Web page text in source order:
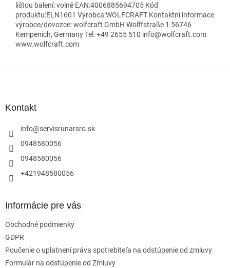
lištou balení: volně EAN:4006885694705 Kód
produktu:ELN1601 Výrobca:WOLFCRAFT Kontaktní informace
výrobce/dovozce: wolfcraft GmbH Wolffstraße 1 56746
Kempenich, Germany Tel: +49 2655 510 info@wolfcraft.com
www.wolfcraft.com
Kontakt
info@servisrunarsro.sk
0948580056
0948580056
+421948580056
Informácie pre vás
Obchodné podmienky
GDPR
Poučenie o uplatnení práva spotrebiteľa na odstúpenie od zmluvy
Formulár na odstúpenie od Zmluvy